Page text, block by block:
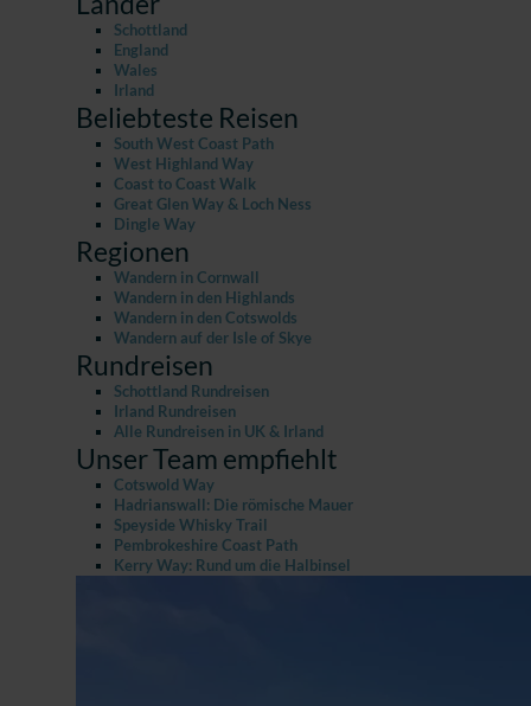
Schottland
England
Wales
Irland
Beliebteste Reisen
South West Coast Path
West Highland Way
Coast to Coast Walk
Great Glen Way & Loch Ness
Dingle Way
Regionen
Wandern in Cornwall
Wandern in den Highlands
Wandern in den Cotswolds
Wandern auf der Isle of Skye
Rundreisen
Schottland Rundreisen
Irland Rundreisen
Alle Rundreisen in UK & Irland
Unser Team empfiehlt
Cotswold Way
Hadrianswall: Die römische Mauer
Speyside Whisky Trail
Pembrokeshire Coast Path
Kerry Way: Rund um die Halbinsel